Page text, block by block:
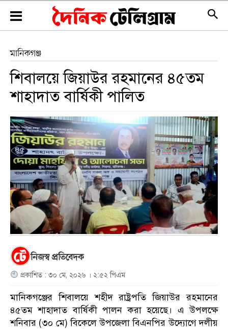
মানিকগঞ্জ
শিবালয়ে জিয়াউর রহমানের ৪৫তম
শাহাদাত বার্ষিকী পালিত
নিজস্ব প্রতিবেদক
প্রকাশিত : ৩০ মে, ২০২৬ । ২:৫২ পিএম
মানিকগঞ্জের শিবালয়ে শহীদ রাষ্ট্রপতি জিয়াউর রহমানের
৪৫তম শাহাদাত বার্ষিকী পালন করা হয়েছে। এ উপলক্ষে
শনিবার (৩০ মে) বিকেলে উপজেলা বিএনপির উদ্যোগে দলীয়